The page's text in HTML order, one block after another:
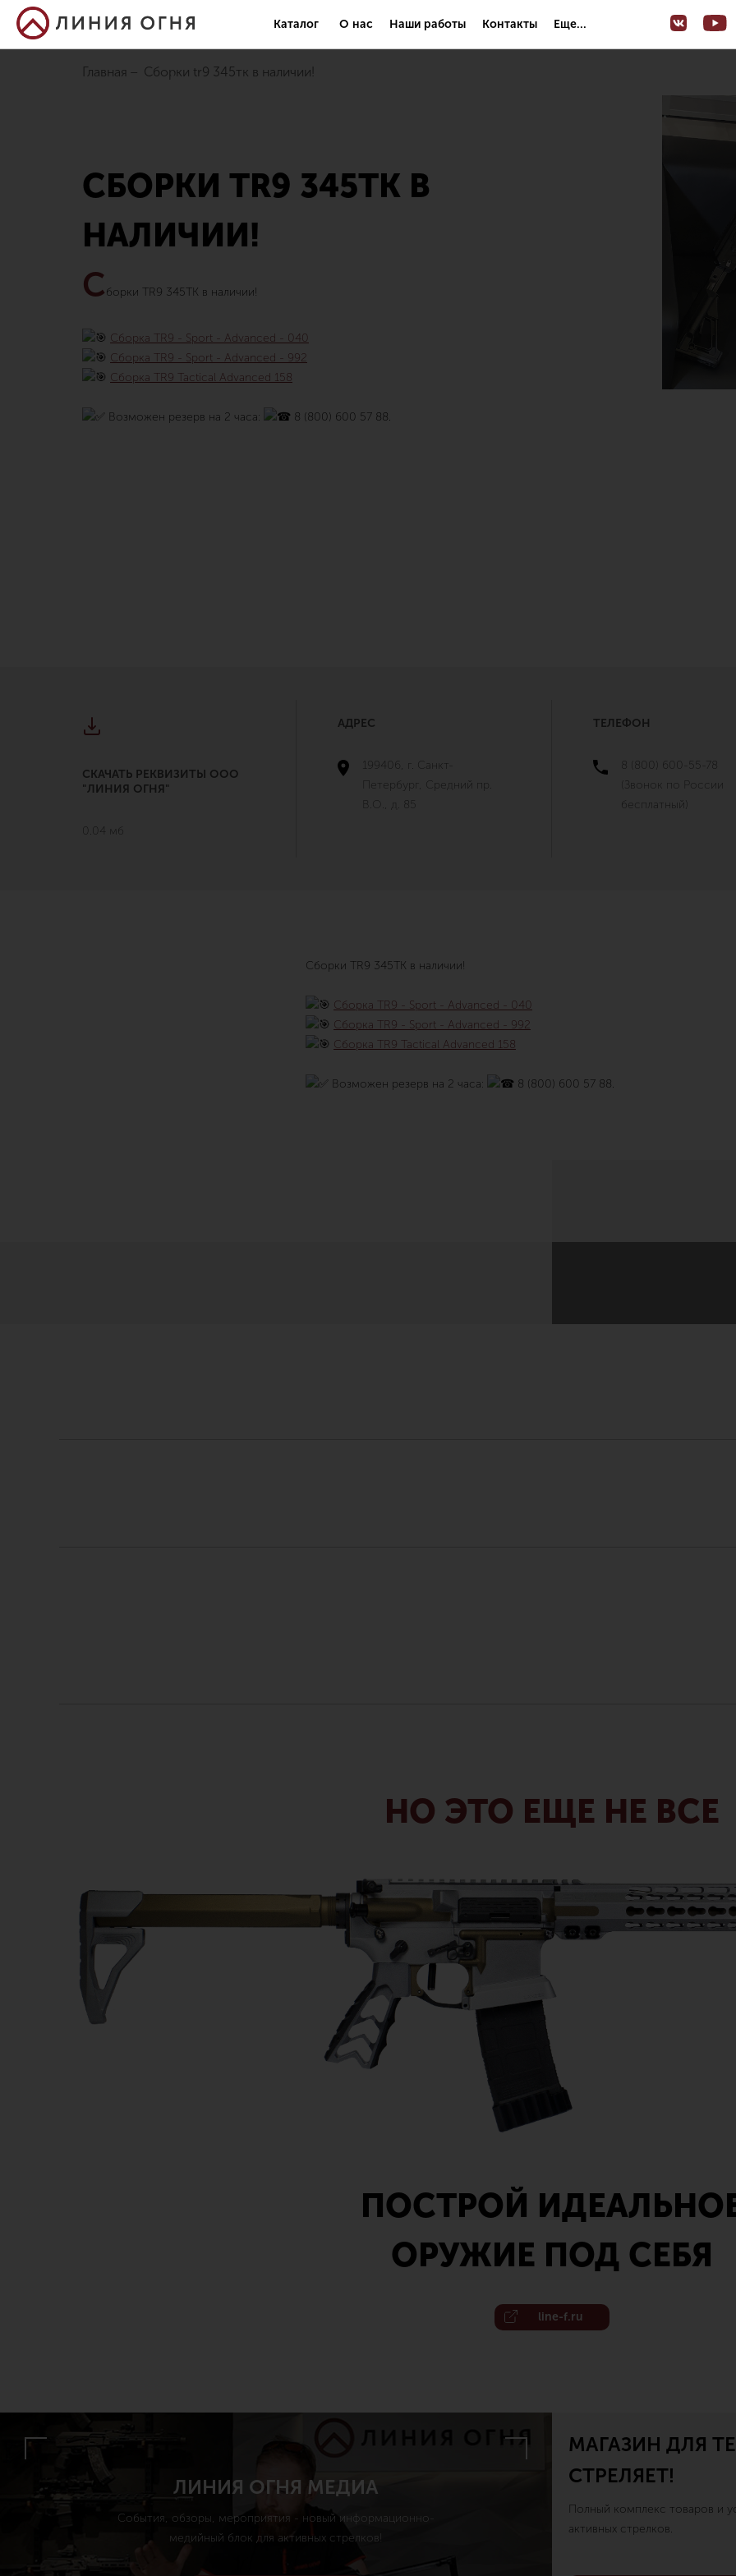
Каталог О нас Наши работы Контакты Еще...
Главная сборки tr9 345тк в наличии!
СБОРКИ TR9 345ТК В
НАЛИЧИИ!
Сборки TR9 345TK в наличии!
Сборка TR9 - Sport - Advanced - 040
Сборка TR9 - Sport - Advanced - 992
Сборка TR9 Tactical Advanced 158
Возможен резерв на 2 часа: 8 (800) 600 57 88.
СКАЧАТЬ РЕКВИЗИТЫ ООО
"ЛИНИЯ ОГНЯ"
0.04 мб
АДРЕС
199406, г. Санкт-
Петербург, Средний пр.
В.О., д. 85
ТЕЛЕФОН
8 (800) 600-55-78
(Звонок по России
бесплатный)
Сборки TR9 345TK в наличии!
Сборка TR9 - Sport - Advanced - 040
Сборка TR9 - Sport - Advanced - 992
Сборка TR9 Tactical Advanced 158
Возможен резерв на 2 часа: 8 (800) 600 57 88.
НО ЭТО ЕЩЕ НЕ ВСЕ
ПОСТРОЙ
ОРУЖИЕ ПОД СЕБЯ
line-f.ru
ЛИНИЯ ОГНЯ МЕДИА
События, обзоры, мероприятия - новый информационно-
медийный блок для активных стрелков!
МАГАЗИН ДЛЯ
СТРЕЛЯЕТ!
Полный комплекс товаров и
активных стрелков.